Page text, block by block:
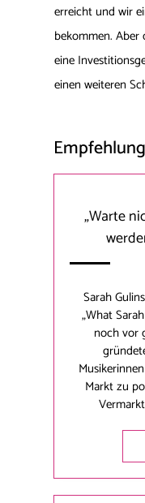
erreicht und wir
bekommen.
eine
einen weiteren
„Warte
Sarah
„What
noch vor
Markt zu